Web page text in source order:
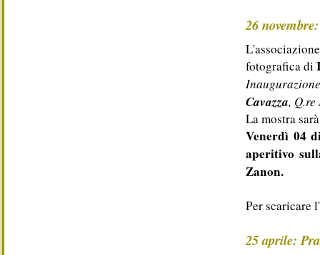
26
fotografica di
Cavazza, Q.re
La mostra
Venerdì 04
aperitivo
Zanon.
Per scaricare
25 aprile: